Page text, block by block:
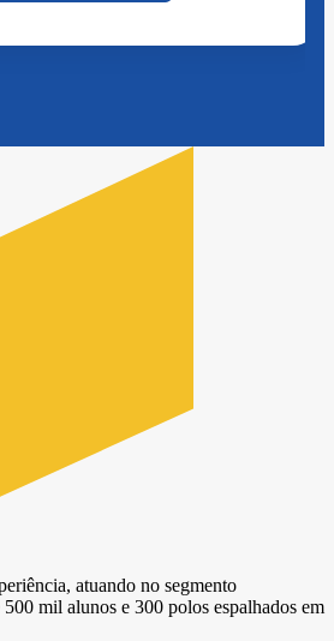
atuando no segmento
mil alunos e 300 polos espalhados em